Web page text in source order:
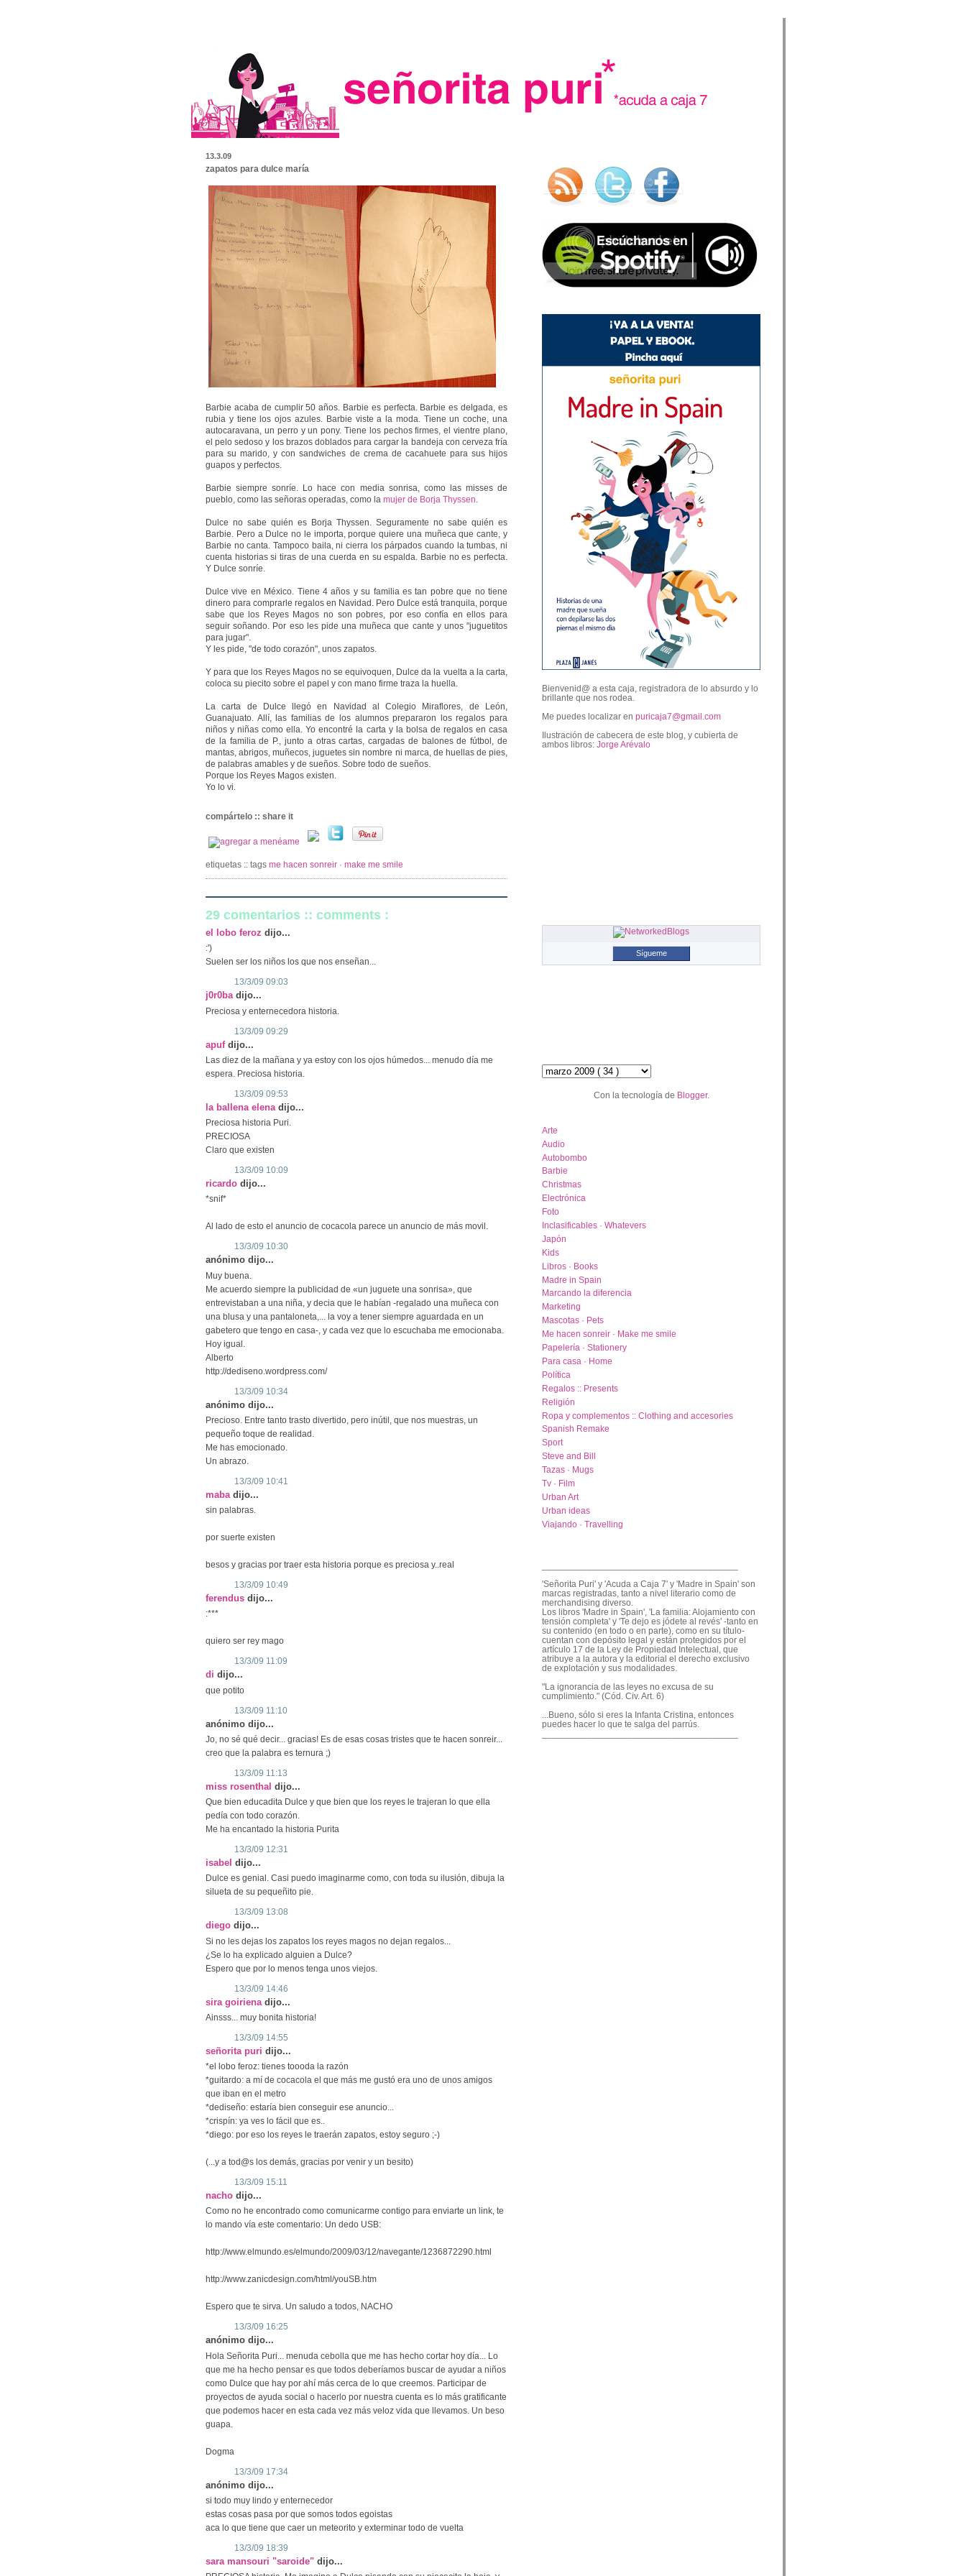
13.3.09
zapatos para dulce maría
Barbie acaba de cumplir 50 años. Barbie es perfecta. Barbie es delgada, es
rubia y tiene los ojos azules. Barbie viste a la moda. Tiene un coche, una
autocaravana, un perro y un pony. Tiene los pechos firmes, el vientre plano,
el pelo sedoso y los brazos doblados para cargar la bandeja con cerveza fría
para su marido, y con sandwiches de crema de cacahuete para sus hijos
guapos y perfectos.
Barbie siempre sonríe. Lo hace con media sonrisa, como las misses de
pueblo, como las señoras operadas, como la mujer de Borja Thyssen.
Dulce no sabe quién es Borja Thyssen. Seguramente no sabe quién es
Barbie. Pero a Dulce no le importa, porque quiere una muñeca que cante, y
Barbie no canta. Tampoco baila, ni cierra los párpados cuando la tumbas, ni
cuenta historias si tiras de una cuerda en su espalda. Barbie no es perfecta.
Y Dulce sonríe.
Dulce vive en México. Tiene 4 años y su familia es tan pobre que no tiene
dinero para comprarle regalos en Navidad. Pero Dulce está tranquila, porque
sabe que los Reyes Magos no son pobres, por eso confía en ellos para
seguir soñando. Por eso les pide una muñeca que cante y unos "juguetitos
para jugar".
Y les pide, "de todo corazón", unos zapatos.
Y para que los Reyes Magos no se equivoquen, Dulce da la vuelta a la carta,
coloca su piecito sobre el papel y con mano firme traza la huella.
La carta de Dulce llegó en Navidad al Colegio Miraflores, de León,
Guanajuato. Allí, las familias de los alumnos prepararon los regalos para
niños y niñas como ella. Yo encontré la carta y la bolsa de regalos en casa
de la familia de P., junto a otras cartas, cargadas de balones de fútbol, de
mantas, abrigos, muñecos, juguetes sin nombre ni marca, de huellas de pies,
de palabras amables y de sueños. Sobre todo de sueños.
Porque los Reyes Magos existen.
Yo lo vi.
compártelo :: share it
etiquetas :: tags me hacen sonreir · make me smile
29 comentarios :: comments :
el lobo feroz dijo...
:')
Suelen ser los niños los que nos enseñan...
13/3/09 09:03
j0r0ba dijo...
Preciosa y enternecedora historia.
13/3/09 09:29
apuf dijo...
Las diez de la mañana y ya estoy con los ojos húmedos... menudo día me
espera. Preciosa historia.
13/3/09 09:53
la ballena elena dijo...
Preciosa historia Puri.
PRECIOSA
Claro que existen
13/3/09 10:09
ricardo dijo...
*snif*
Al lado de esto el anuncio de cocacola parece un anuncio de más movil.
13/3/09 10:30
anónimo dijo...
Muy buena.
Me acuerdo siempre la publicidad de «un juguete una sonrisa», que
entrevistaban a una niña, y decia que le habían -regalado una muñeca con
una blusa y una pantaloneta,... la voy a tener siempre aguardada en un
gabetero que tengo en casa-, y cada vez que lo escuchaba me emocionaba.
Hoy igual.
Alberto
http://dediseno.wordpress.com/
13/3/09 10:34
anónimo dijo...
Precioso. Entre tanto trasto divertido, pero inútil, que nos muestras, un
pequeño toque de realidad.
Me has emocionado.
Un abrazo.
13/3/09 10:41
maba dijo...
sin palabras.
por suerte existen
besos y gracias por traer esta historia porque es preciosa y..real
13/3/09 10:49
ferendus dijo...
:***
quiero ser rey mago
13/3/09 11:09
di dijo...
que potito
13/3/09 11:10
anónimo dijo...
Jo, no sé qué decir... gracias! Es de esas cosas tristes que te hacen sonreir...
creo que la palabra es ternura ;)
13/3/09 11:13
miss rosenthal dijo...
Que bien educadita Dulce y que bien que los reyes le trajeran lo que ella
pedía con todo corazón.
Me ha encantado la historia Purita
13/3/09 12:31
isabel dijo...
Dulce es genial. Casi puedo imaginarme como, con toda su ilusión, dibuja la
silueta de su pequeñito pie.
13/3/09 13:08
diego dijo...
Si no les dejas los zapatos los reyes magos no dejan regalos...
¿Se lo ha explicado alguien a Dulce?
Espero que por lo menos tenga unos viejos.
13/3/09 14:46
sira goiriena dijo...
Ainsss... muy bonita historia!
13/3/09 14:55
señorita puri dijo...
*el lobo feroz: tienes toooda la razón
*guitardo: a mí de cocacola el que más me gustó era uno de unos amigos
que iban en el metro
*dediseño: estaría bien conseguir ese anuncio...
*crispín: ya ves lo fácil que es..
*diego: por eso los reyes le traerán zapatos, estoy seguro ;-)
(...y a tod@s los demás, gracias por venir y un besito)
13/3/09 15:11
nacho dijo...
Como no he encontrado como comunicarme contigo para enviarte un link, te
lo mando vía este comentario: Un dedo USB:
http://www.elmundo.es/elmundo/2009/03/12/navegante/1236872290.html
http://www.zanicdesign.com/html/youSB.htm
Espero que te sirva. Un saludo a todos, NACHO
13/3/09 16:25
anónimo dijo...
Hola Señorita Puri... menuda cebolla que me has hecho cortar hoy día... Lo
que me ha hecho pensar es que todos deberíamos buscar de ayudar a niños
como Dulce que hay por ahí más cerca de lo que creemos. Participar de
proyectos de ayuda social o hacerlo por nuestra cuenta es lo más gratificante
que podemos hacer en esta cada vez más veloz vida que llevamos. Un beso
guapa.
Dogma
13/3/09 17:34
anónimo dijo...
si todo muy lindo y enternecedor
estas cosas pasa por que somos todos egoistas
aca lo que tiene que caer un meteorito y exterminar todo de vuelta
13/3/09 18:39
sara mansouri "saroide" dijo...
Bienvenid@ a esta caja, registradora de lo absurdo y lo
brillante que nos rodea.
Me puedes localizar en puricaja7@gmail.com
Ilustración de cabecera de este blog, y cubierta de
ambos libros: Jorge Arévalo
Sígueme
Con la tecnología de Blogger.
Arte
Audio
Autobombo
Barbie
Christmas
Electrónica
Foto
Inclasificables · Whatevers
Japón
Kids
Libros · Books
Madre in Spain
Marcando la diferencia
Marketing
Mascotas · Pets
Me hacen sonreir · Make me smile
Papelería · Stationery
Para casa · Home
Política
Regalos :: Presents
Religión
Ropa y complementos :: Clothing and accesories
Spanish Remake
Sport
Steve and Bill
Tazas · Mugs
Tv · Film
Urban Art
Urban ideas
Viajando · Travelling
'Señorita Puri' y 'Acuda a Caja 7' y 'Madre in Spain' son
marcas registradas, tanto a nivel literario como de
merchandising diverso.
Los libros 'Madre in Spain', 'La familia: Alojamiento con
tensión completa' y 'Te dejo es jódete al revés' -tanto en
su contenido (en todo o en parte), como en su título-
cuentan con depósito legal y están protegidos por el
artículo 17 de la Ley de Propiedad Intelectual, que
atribuye a la autora y la editorial el derecho exclusivo
de explotación y sus modalidades.
"La ignorancia de las leyes no excusa de su
cumplimiento." (Cód. Civ. Art. 6)
...Bueno, sólo si eres la Infanta Cristina, entonces
puedes hacer lo que te salga del parrús.